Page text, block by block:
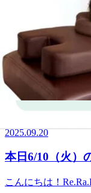
したね。お正月は
連休のお休みもあ
と一気にお疲れも
で、肩に力が入っ
2026年の良いスタ
ていきましょう！
ります！★ 1月
OK！☆★ペアで
明な点や、コース
所】 埼玉県さいた
「さいたま新都心
お店ではございま
【お知らせ】
フトパックも対
こんにちは
ただきありがとう
シティカードセゾ
Re.Ra.Kuで人気の
いただけますーー
トパック(回数券)
数券)が通常価格 →
段階でお得になり
常:38,500円→ギフ
は10%OFF:31,050
分)】通常:77,000円
2025.11.20
【予告】コクー
こんにちは！
Days」を開催いた
セゾンでお買物い
10％OFF！ こんに
30（火）の5日間、
2025.09.20
本日6/10（火）
こんにちは！